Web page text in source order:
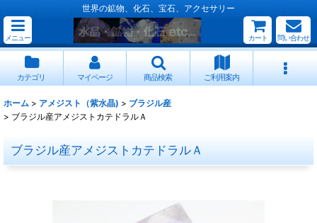
世界の鉱物、化石、宝石、アクセサリー
メニュー カート 問い合わせ
カテゴリ マイページ 商品検索 ご利用案内
ホーム > アメジスト（紫水晶) > ブラジル産
> ブラジル産アメジストカテドラルＡ
ブラジル産アメジストカテドラルＡ